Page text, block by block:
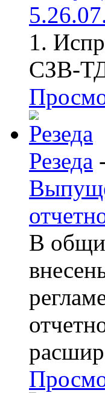
1.
СЗВ-
Резеда
В